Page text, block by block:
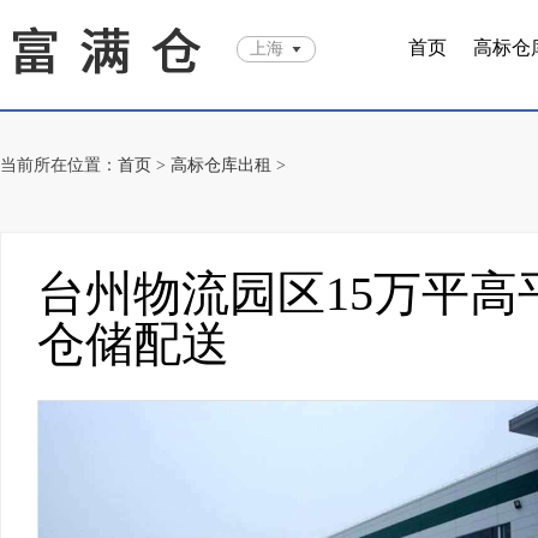
上海 首页 高标仓
当前所在位置： 首页 > 高标仓库出租 >
台州物流园区15万平
仓储配送